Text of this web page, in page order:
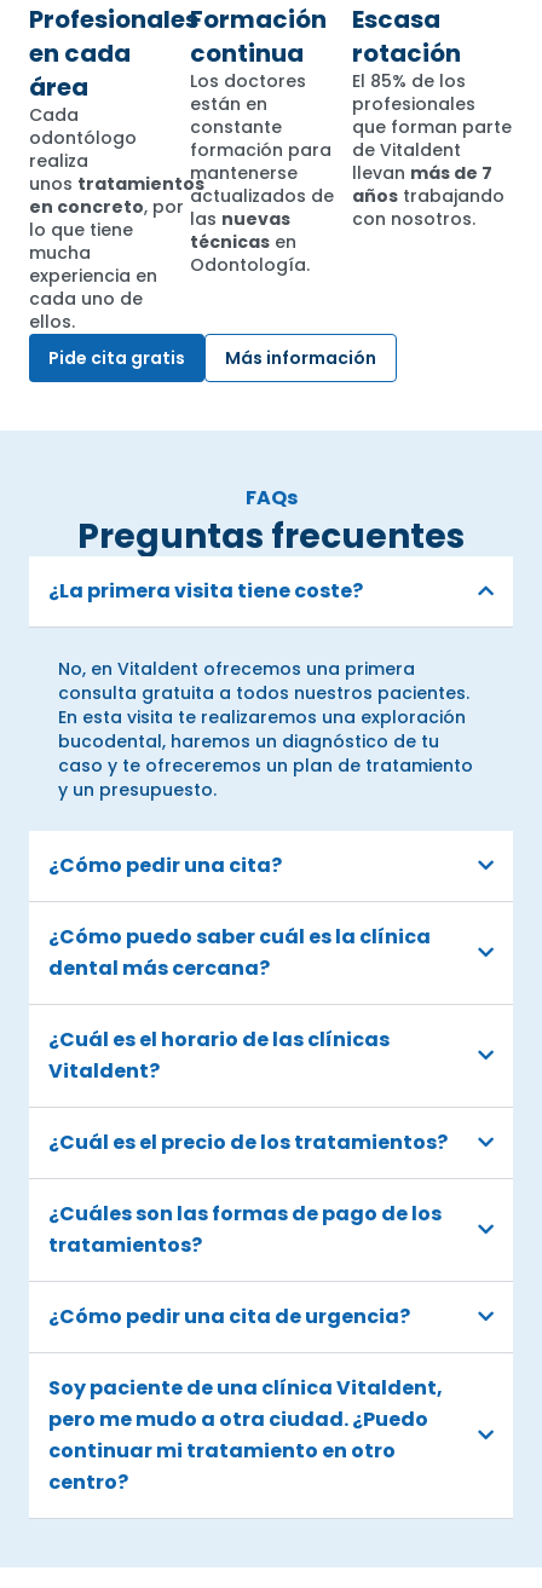
Profesionales
en cada
área
Cada
odontólogo
realiza
unos tratamientos
en concreto, por
lo que tiene
mucha
experiencia en
cada uno de
ellos.
Formación
continua
Los doctores
están en
constante
formación para
mantenerse
actualizados de
las nuevas
técnicas en
Odontología.
Escasa
rotación
El 85% de los
profesionales
que forman parte
de Vitaldent
llevan más de 7
añostrabajando
con nosotros.
Pide cita gratis Más información
FAQs
Preguntas frecuentes
¿La primera visita tiene coste?
No, en Vitaldent ofrecemos una primera
consulta gratuita a todos nuestros pacientes.
En esta visita te realizaremos una exploración
bucodental, haremos un diagnóstico de tu
caso y te ofreceremos un plan de tratamiento
y un presupuesto.
¿Cómo pedir una cita?
¿Cómo puedo saber cuál es la clínica
dental más cercana?
¿Cuál es el horario de las clínicas
Vitaldent?
¿Cuál es el precio de los tratamientos?
¿Cuáles son las formas de pago de los
tratamientos?
¿Cómo pedir una cita de urgencia?
Soy paciente de una clínica Vitaldent,
pero me mudo a otra ciudad. ¿Puedo
continuar mi tratamiento en otro
centro?